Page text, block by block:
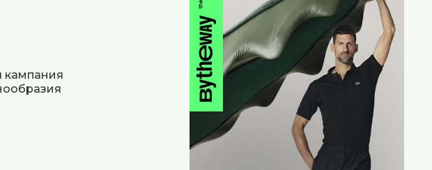
кампания